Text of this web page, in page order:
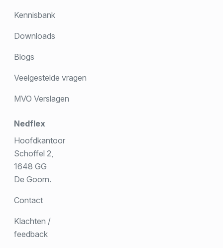
Kennisbank
Downloads
Blogs
Veelgestelde vragen
MVO Verslagen
Nedflex
Hoofdkantoor
Schoffel 2,
1648 GG
De Goorn.
Contact
Klachten /
feedback